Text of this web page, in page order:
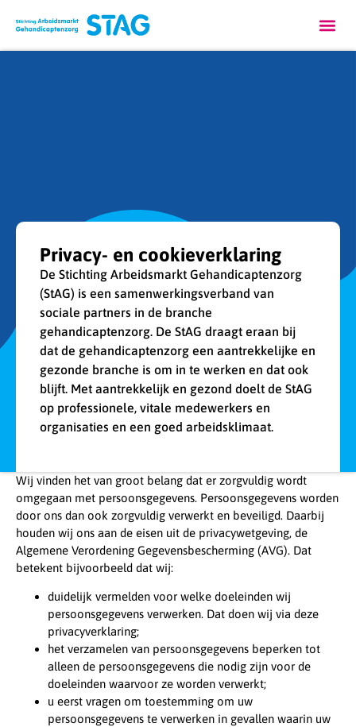
Privacy- en cookieverklaring
De Stichting Arbeidsmarkt Gehandicaptenzorg
(StAG) is een samenwerkingsverband van
sociale partners in de branche
gehandicaptenzorg. De StAG draagt eraan bij
dat de gehandicaptenzorg een aantrekkelijke en
gezonde branche is om in te werken en dat ook
blijft. Met aantrekkelijk en gezond doelt de StAG
op professionele, vitale medewerkers en
organisaties en een goed arbeidsklimaat.
Wij vinden het van groot belang dat er zorgvuldig wordt
omgegaan met persoonsgegevens. Persoonsgegevens worden
door ons dan ook zorgvuldig verwerkt en beveiligd. Daarbij
houden wij ons aan de eisen uit de privacywetgeving, de
Algemene Verordening Gegevensbescherming (AVG). Dat
betekent bijvoorbeeld dat wij:
duidelijk vermelden voor welke doeleinden wij
persoonsgegevens verwerken. Dat doen wij via deze
privacyverklaring;
het verzamelen van persoonsgegevens beperken tot
alleen de persoonsgegevens die nodig zijn voor de
doeleinden waarvoor ze worden verwerkt;
u eerst vragen om toestemming om uw
persoonsgegevens te verwerken in gevallen waarin uw